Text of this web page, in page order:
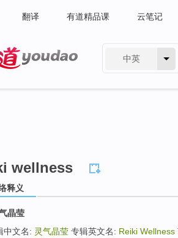
翻译 有道精品课 云笔记
中英
wellness
释义
晶莹
中文名: 灵气晶莹 专辑英文名: Reiki Wellness